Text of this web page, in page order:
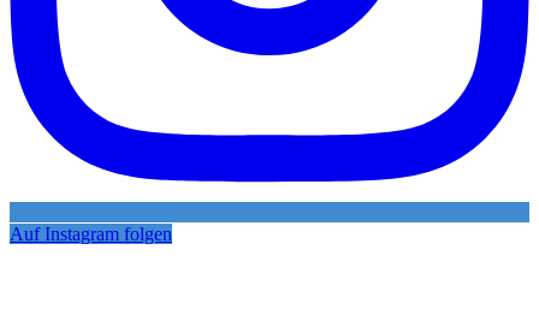
Auf Instagram folgen